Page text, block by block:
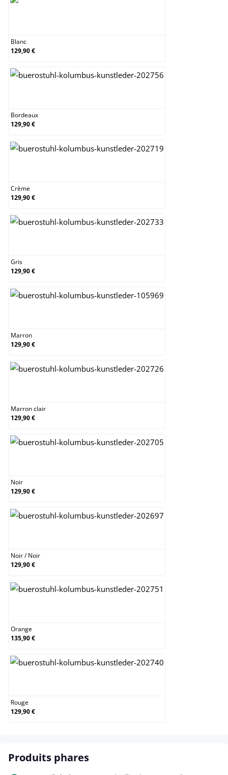
Blanc
129,90 €
Bordeaux
129,90 €
Crème
129,90 €
Gris
129,90 €
Marron
129,90 €
Marron clair
129,90 €
Noir
129,90 €
Noir/Noir
129,90 €
Orange
135,90 €
Rouge
129,90 €
Produits phares